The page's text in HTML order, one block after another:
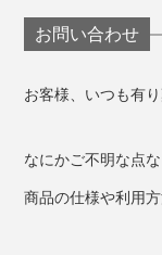
体圧分散の機能
にオールシーズ
なって、収納ス
お問い合わせ
お客様、いつも有
なにかご不明な点
商品の仕様や利用